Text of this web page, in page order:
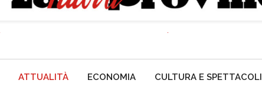
ATTUALITÀ ECONOMIA CULTURA E SPETTACOLI